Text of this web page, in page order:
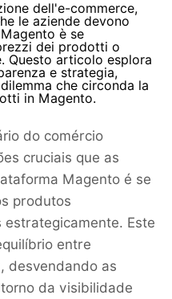
dell'e-commerce,
le aziende devono
è se
dei prodotti o
Questo articolo esplora
e strategia,
che circonda la
in Magento.
do comércio
cruciais que as
Magento é se
produtos
Este
entre
desvendando as
da visibilidade